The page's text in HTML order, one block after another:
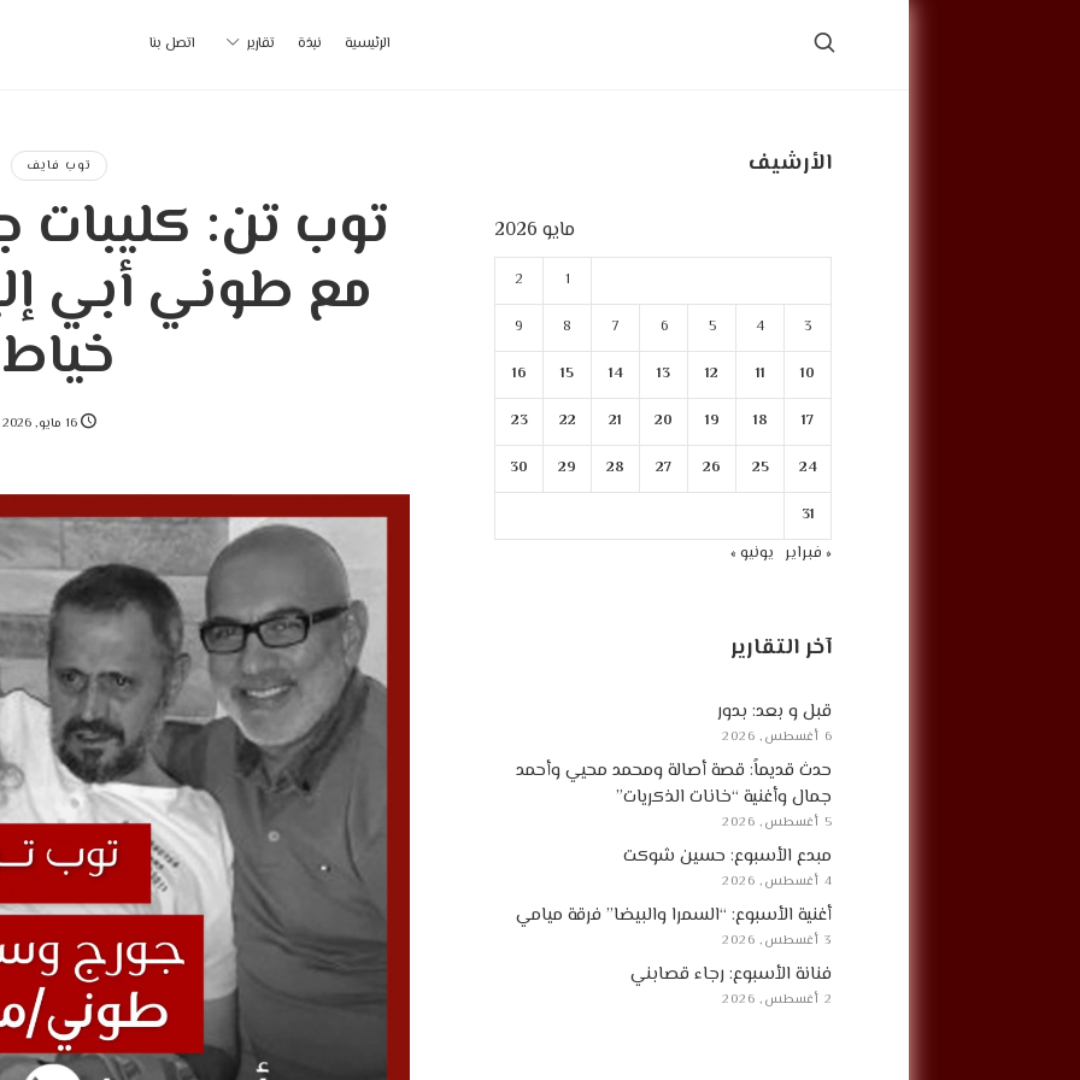
الرئيسية نبذة تقارير اتصل بنا
|
توب فايف
توب تن:
مع طوني أبي
خياط
16 مايو, 2026
الأرشيف
مايو 2026
1
2
3
4
5
6
7
8
9
10
11
12
13
14
15
16
17
18
19
20
21
22
23
24
25
26
27
28
29
30
31
« فبراير يونيو »
آخر التقارير
قبل و بعد: بدور
6 أغسطس, 2026
حدث قديماً: قصة أصالة ومحمد محيي وأحمد
جمال وأغنية “خانات الذكريات”
5 أغسطس, 2026
مبدع الأسبوع: حسين شوكت
4 أغسطس, 2026
أغنية الأسبوع: “السمرا والبيضا” فرقة ميامي
3 أغسطس, 2026
فنانة الأسبوع: رجاء قصابني
2 أغسطس, 2026